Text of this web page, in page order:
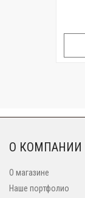
О КОМПАНИИ
О магазине
Наше портфолио